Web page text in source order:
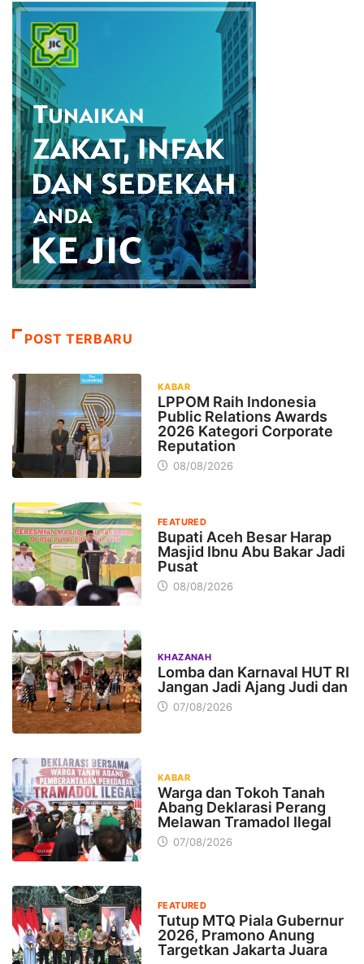
POST TERBARU
KABAR
LPPOM Raih Indonesia
Public Relations Awards
2026 Kategori Corporate
Reputation
08/08/2026
FEATURED
Bupati Aceh Besar Harap
Masjid Ibnu Abu Bakar Jadi
Pusat
08/08/2026
KHAZANAH
Lomba dan Karnaval HUT RI
Jangan Jadi Ajang Judi dan
07/08/2026
KABAR
Warga dan Tokoh Tanah
Abang Deklarasi Perang
Melawan Tramadol Ilegal
07/08/2026
FEATURED
Tutup MTQ Piala Gubernur
2026, Pramono Anung
Targetkan Jakarta Juara